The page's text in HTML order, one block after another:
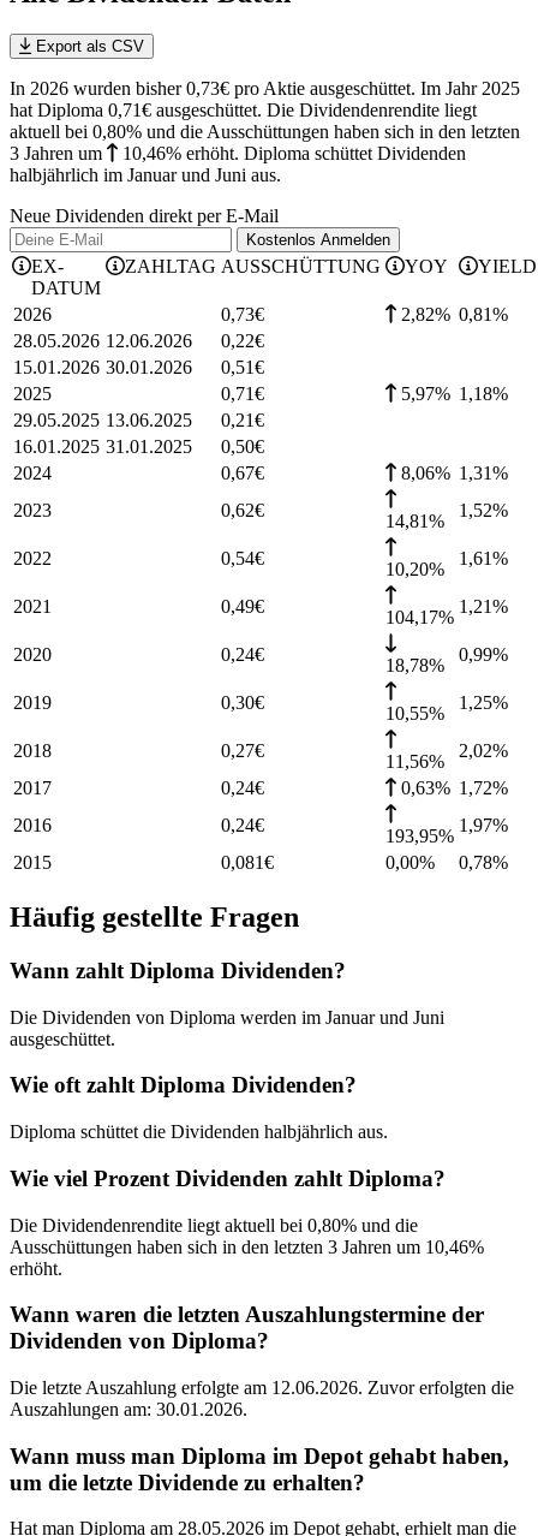
Export als CSV
In 2026 wurden bisher 0,73€ pro Aktie ausgeschüttet. Im Jahr 2025
hat Diploma 0,71€ ausgeschüttet. Die Dividendenrendite liegt
aktuell bei 0,80% und die Ausschüttungen haben sich in den letzten
3 Jahren um 10,46% erhöht. Diploma schüttet Dividenden
halbjährlich im Januar und Juni aus.
Neue Dividenden direkt per E-Mail
Kostenlos Anmelden
EX-
DATUM
ZAHLTAG AUSSCHÜTTUNG YOY YIELD
2026 0,73€ 2,82% 0,81%
28.05.2026 12.06.2026 0,22€
15.01.2026 30.01.2026 0,51€
2025
0,71€ 5,97% 1,18%
29.05.2025 13.06.2025 0,21€
16.01.2025 31.01.2025 0,50€
2024
0,67€ 8,06% 1,31%
2023
0,62€
14,81%
1,52%
2022 0,54€
10,20%
1,61%
2021 0,49€
104,17%
1,21%
2020 0,24€
18,78%
0,99%
2019 0,30€
10,55%
1,25%
2018 0,27€
11,56%
2,02%
2017
0,24€ 0,63% 1,72%
2016
0,24€
193,95%
1,97%
2015
0,081€ 0,00% 0,78%
Häufig gestellte Fragen
Wann zahlt Diploma Dividenden?
Die Dividenden von Diploma werden im Januar und Juni
ausgeschüttet.
Wie oft zahlt Diploma Dividenden?
Diploma schüttet die Dividenden halbjährlich aus.
Wie viel Prozent Dividenden zahlt Diploma?
Die Dividendenrendite liegt aktuell bei 0,80% und die
Ausschüttungen haben sich in den letzten 3 Jahren um 10,46%
erhöht.
Wann waren die letzten Auszahlungstermine der
Dividenden von Diploma?
Die letzte Auszahlung erfolgte am 12.06.2026. Zuvor erfolgten die
Auszahlungen am: 30.01.2026.
Wann muss man Diploma im Depot gehabt haben,
um die letzte Dividende zu erhalten?
Hat man Diploma am 28.05.2026 im Depot gehabt, erhielt man die